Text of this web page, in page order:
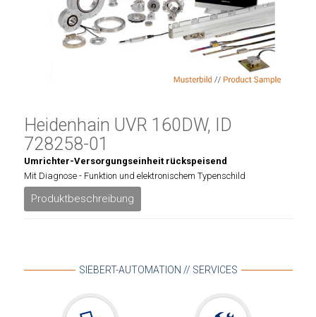
Heidenhain UVR 160DW, ID
728258-01
Umrichter-Versorgungseinheit rückspeisend
Mit Diagnose - Funktion und elektronischem Typenschild
Produktbeschreibung
SIEBERT-AUTOMATION // SERVICES